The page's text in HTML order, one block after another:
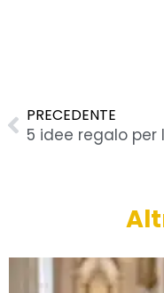
PRECEDENTE